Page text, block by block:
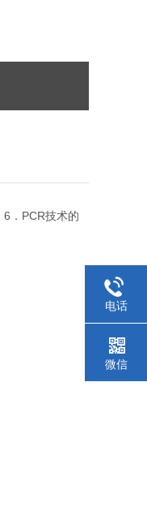
6 ． PCR技术的
电话
微信